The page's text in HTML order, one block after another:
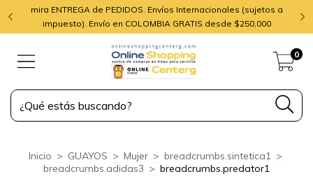
mira ENTREGA de PEDIDOS. Envíos Internacionales (sujetos a
impuesto). Envío en COLOMBIA GRATIS desde $250,000
0
Inicio > GUAYOS > Mujer > breadcrumbs.sintetica1 >
breadcrumbs.adidas3 > breadcrumbs.predator1